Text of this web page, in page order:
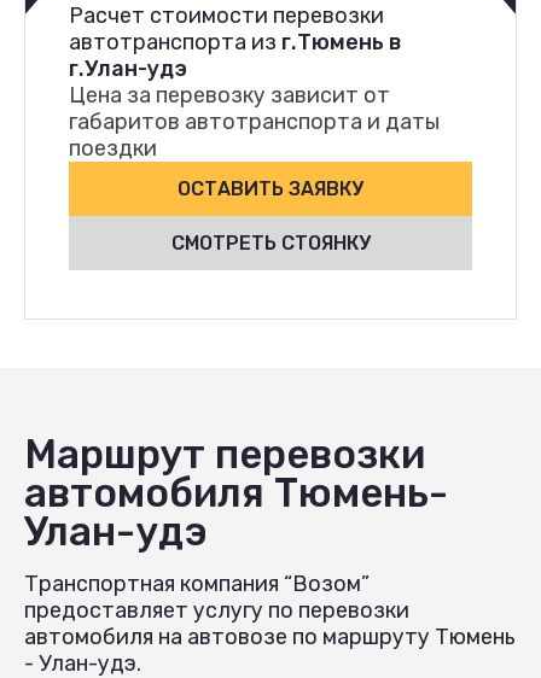
Расчет стоимости перевозки
автотранспорта из г.Тюмень в
г.Улан-удэ
Цена за перевозку зависит от
габаритов автотранспорта и даты
поездки
ОСТАВИТЬ ЗАЯВКУ
СМОТРЕТЬ СТОЯНКУ
Маршрут перевозки
автомобиля Тюмень-
Улан-удэ
Транспортная компания “Возом”
предоставляет услугу по перевозки
автомобиля на автовозе по маршруту Тюмень
- Улан-удэ.